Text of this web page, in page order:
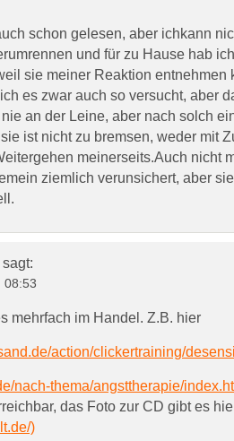
schon gelesen, aber ichkann
und für zu Hause hab
sie meiner Reaktion entnehmen
es zwar auch so versucht, aber
an der Leine, aber nach solch
ist nicht zu bremsen, weder mit
meinerseits.Auch nicht
ziemlich verunsichert, aber
sagt:
08:53
mehrfach im Handel. Z.B. hier
action/clickertraining/
nach-thema/angsttherapie/
das Foto zur CD gibt es
)